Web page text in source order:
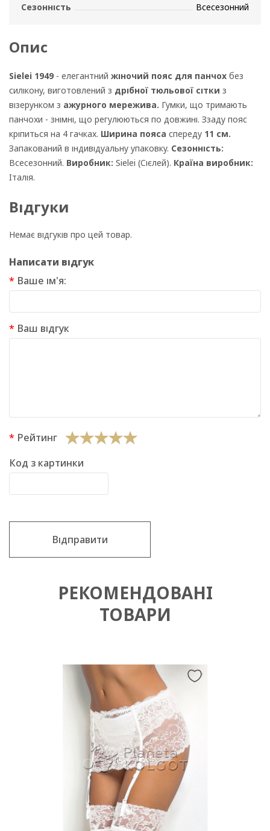
Сезонність Всесезонний
Опис
Sielei 1949 - елегантний жіночий пояс для панчох без
силікону, виготовлений з дрібної тюльової сітки з
візерунком з ажурного мережива. Гумки, що тримають
панчохи - знімні, що регулюються по довжині. Ззаду пояс
кріпиться на 4 гачках. Ширина пояса спереду 11 см.
Запакований в індивідуальну упаковку. Сезонність:
Всесезонний. Виробник: Sielei (Сієлей). Країна виробник:
Італія.
Відгуки
Немає відгуків про цей товар.
Написати відгук
Ваше ім'я:
Ваш відгук
Рейтинг
Код з картинки
Відправити
РЕКОМЕНДОВАНІ
ТОВАРИ